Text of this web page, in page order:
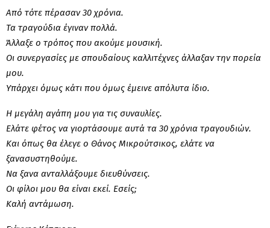
Από τότε πέρασαν 30 χρόνια.
Τα τραγούδια έγιναν πολλά.
Άλλαξε ο τρόπος που ακούμε μουσική.
Οι συνεργασίες με σπουδαίους καλλιτέχνες άλλαξαν την πορεία
μου.
Υπάρχει όμως κάτι που όμως έμεινε απόλυτα ίδιο.
Η μεγάλη αγάπη μου για τις συναυλίες.
Ελάτε φέτος να γιορτάσουμε αυτά τα 30 χρόνια τραγουδιών.
Και όπως θα έλεγε ο Θάνος Μικρούτσικος, ελάτε να
ξανασυστηθούμε.
Να ξανα ανταλλάξουμε διευθύνσεις.
Οι φίλοι μου θα είναι εκεί. Εσείς;
Καλή αντάμωση.